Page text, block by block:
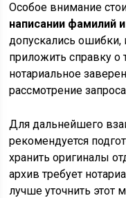
Особое внимание
написании фамилий
допускались ошибки,
приложить справку о
нотариальное
рассмотрение
Для дальнейшего
рекомендуется
хранить оригиналы
архив требует
лучше уточнить этот